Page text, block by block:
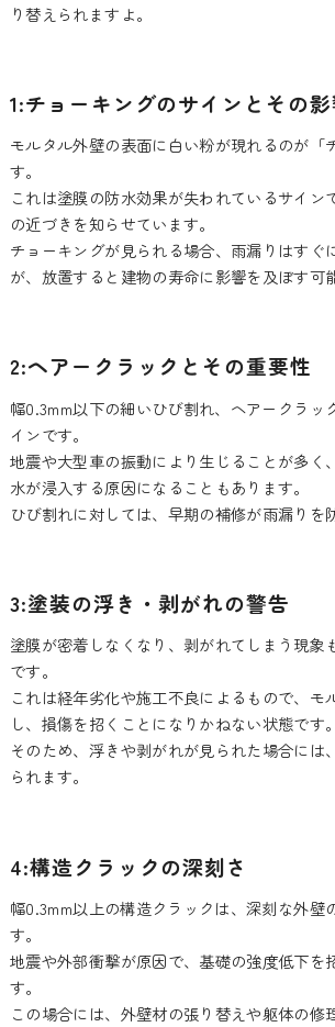
り替えられますよ。
1:チョーキングのサインとその
モルタル外壁の表面に白い粉が現れるのが「
す。
これは塗膜の防水効果が失われているサイン
の近づきを知らせています。
チョーキングが見られる場合、雨漏りはすぐ
が、放置すると建物の寿命に影響を及ぼす可
2:ヘアークラックとその重要性
幅0.3mm以下の細いひび割れ、ヘアークラッ
インです。
地震や大型車の振動により生じることが多く
水が浸入する原因になることもあります。
ひび割れに対しては、早期の補修が雨漏りを
3:塗装の浮き・剥がれの警告
塗膜が密着しなくなり、剥がれてしまう現象
です。
これは経年劣化や施工不良によるもので、モ
し、損傷を招くことになりかねない状態です。
そのため、浮きや剥がれが見られた場合には
られます。
4:構造クラックの深刻さ
幅0.3mm以上の構造クラックは、深刻な外壁
す。
地震や外部衝撃が原因で、基礎の強度低下を
す。
この場合には、外壁材の張り替えや躯体の修